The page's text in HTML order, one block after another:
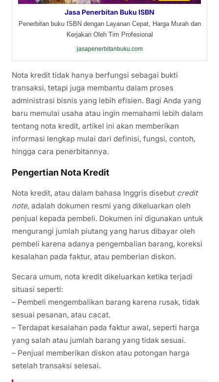
Jasa Penerbitan Buku ISBN
Penerbitan buku ISBN dengan Layanan Cepat, Harga Murah dan
Kerjakan Oleh Tim Profesional
jasapenerbitanbuku.com
Nota kredit tidak hanya berfungsi sebagai bukti
transaksi, tetapi juga membantu dalam proses
administrasi bisnis yang lebih efisien. Bagi Anda yang
baru memulai usaha atau ingin memahami lebih dalam
tentang nota kredit, artikel ini akan memberikan
informasi lengkap mulai dari definisi, fungsi, contoh,
hingga cara penerbitannya.
Pengertian Nota Kredit
Nota kredit, atau dalam bahasa Inggris disebut credit
note, adalah dokumen resmi yang dikeluarkan oleh
penjual kepada pembeli. Dokumen ini digunakan untuk
mengurangi jumlah piutang yang harus dibayar oleh
pembeli karena adanya pengembalian barang, koreksi
kesalahan pada faktur, atau pemberian diskon.
Secara umum, nota kredit dikeluarkan ketika terjadi
situasi seperti:
– Pembeli mengembalikan barang karena rusak, tidak
sesuai pesanan, atau cacat.
– Terdapat kesalahan pada faktur awal, seperti harga
yang salah atau jumlah barang yang tidak sesuai.
– Penjual memberikan diskon atau potongan harga
setelah transaksi selesai.